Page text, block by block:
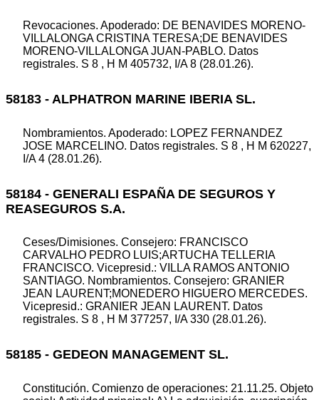
Revocaciones. Apoderado: DE BENAVIDES MORENO-
VILLALONGA CRISTINA TERESA;DE BENAVIDES
MORENO-VILLALONGA JUAN-PABLO. Datos
registrales. S 8 , H M 405732, I/A 8 (28.01.26).
58183 - ALPHATRON MARINE IBERIA SL.
Nombramientos. Apoderado: LOPEZ FERNANDEZ
JOSE MARCELINO. Datos registrales. S 8 , H M 620227,
I/A 4 (28.01.26).
58184 - GENERALI ESPAÑA DE SEGUROS Y
REASEGUROS S.A.
Ceses/Dimisiones. Consejero: FRANCISCO
CARVALHO PEDRO LUIS;ARTUCHA TELLERIA
FRANCISCO. Vicepresid.: VILLA RAMOS ANTONIO
SANTIAGO. Nombramientos. Consejero: GRANIER
JEAN LAURENT;MONEDERO HIGUERO MERCEDES.
Vicepresid.: GRANIER JEAN LAURENT. Datos
registrales. S 8 , H M 377257, I/A 330 (28.01.26).
58185 - GEDEON MANAGEMENT SL.
Constitución. Comienzo de operaciones: 21.11.25. Objeto